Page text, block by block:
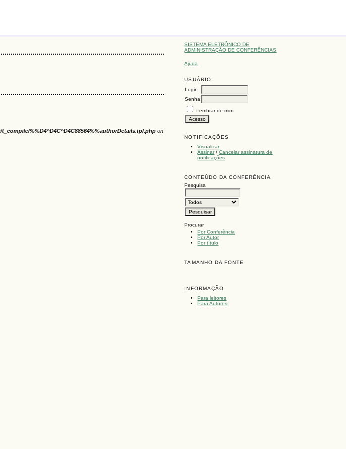
SISTEMA ELETRÔNICO DE
ADMINISTRAÇÃO DE CONFERÊNCIAS
Ajuda
USUÁRIO
Login
Senha
Lembrar de mim
NOTIFICAÇÕES
Visualizar
Assinar/Cancelar assinatura de
notificações
CONTEÚDO DA CONFERÊNCIA
Pesquisa
Procurar
Por Conferência
Por Autor
Por título
TAMANHO DA FONTE
INFORMAÇÃO
Para leitores
Para Autores
%%D4^D4C^D4C88564%%authorDetails.tpl.php on